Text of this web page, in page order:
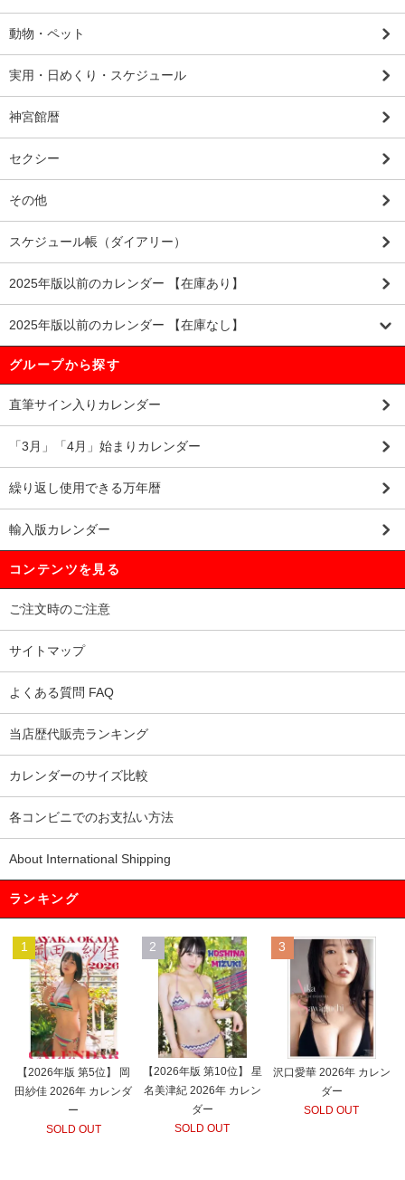
動物・ペット
実用・日めくり・スケジュール
神宮館暦
セクシー
その他
スケジュール帳（ダイアリー）
2025年版以前のカレンダー 【在庫あり】
2025年版以前のカレンダー 【在庫なし】
グループから探す
直筆サイン入りカレンダー
「3月」「4月」始まりカレンダー
繰り返し使用できる万年暦
輸入版カレンダー
コンテンツを見る
ご注文時のご注意
サイトマップ
よくある質問 FAQ
当店歴代販売ランキング
カレンダーのサイズ比較
各コンビニでのお支払い方法
About International Shipping
ランキング
1
【2026年版 第5位】 岡
田紗佳 2026年 カレンダ
ー
SOLD OUT
2
【2026年版 第10位】 星
名美津紀 2026年 カレン
ダー
SOLD OUT
3
沢口愛華 2026年 カレン
ダー
SOLD OUT